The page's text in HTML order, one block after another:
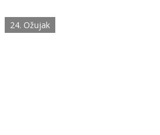
iz Južne Koreje
24. Ožujak